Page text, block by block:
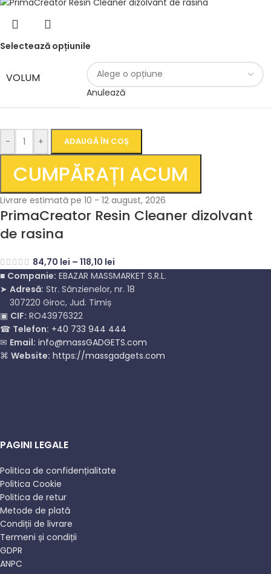
Selectează opțiunile
VOLUM
Anulează
- + ADAUGĂ ÎN COȘ
CUMPĂRAȚI ACUM
Livrare estimată pe 10 - 12 august, 2026
PrimaCreator Resin Cleaner dizolvant
de rasina
84,70 lei – 118,10 lei
■ Companie: EBAZAR MASSMARKET S.R.L.
➤ Adresă: Str. Sânzienelor, nr. 18
307220 Giroc, Jud. Timiș
▣ CIF: RO43976322
☎ Telefon: +40 733 944 444
✉ Email: info@massGADGETS.com
⌘ Website: https://massgadgets.com
PAGINI LEGALE
Politica de confidențialitate
Politica Cookie
Politica de retur
Metode de plată
Condiții de livrare
Termeni și condiții
GDPR
ANPC